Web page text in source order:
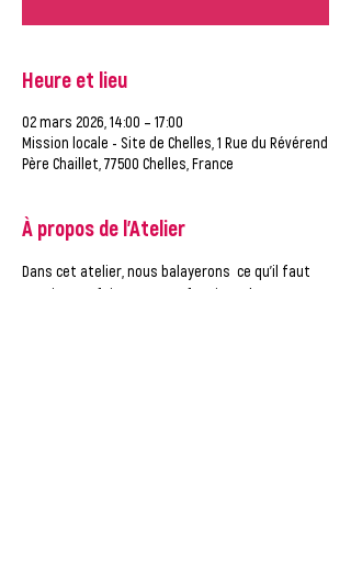
Heure et lieu
02 mars 2026, 14:00 – 17:00
Mission locale - Site de Chelles, 1 Rue du Révérend
Père Chaillet, 77500 Chelles, France
À propos de l'Atelier
Dans cet atelier, nous balayerons  ce qu'il faut
savoir pour faire un CV professionnel.